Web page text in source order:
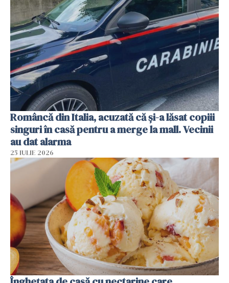
Româncă din Italia, acuzată că și-a lăsat copiii
singuri în casă pentru a merge la mall. Vecinii
au dat alarma
25 IULIE 2026